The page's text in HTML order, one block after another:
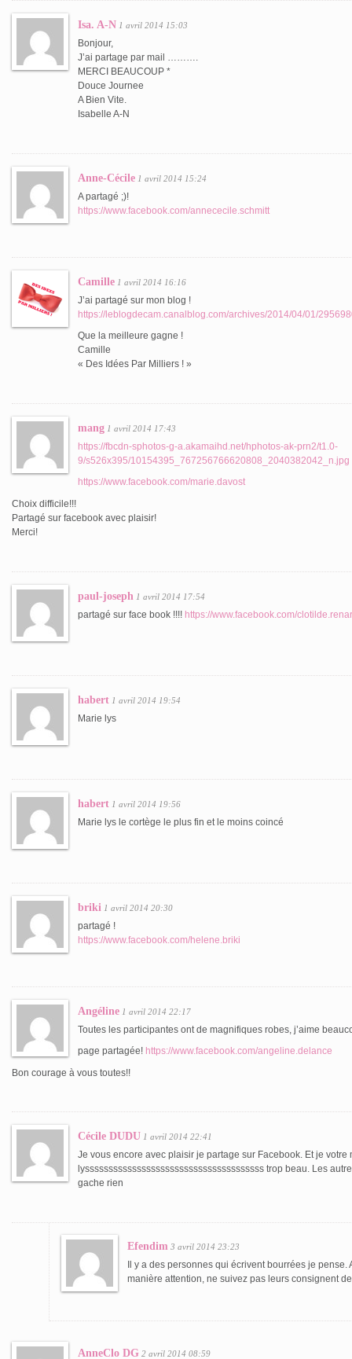
Isa. A-N 1 avril 2014 15:03
Bonjour,
J’ai partage par mail ……….
MERCI BEAUCOUP *
Douce Journee
A Bien Vite.
Isabelle A-N
Anne-Cécile 1 avril 2014 15:24
A partagé ;)!
https://www.facebook.com/annececile.schmitt
Camille 1 avril 2014 16:16
J’ai partagé sur mon blog !
https://leblogdecam.canalblog.com/archives/2014/04/01/
Que la meilleure gagne !
Camille
« Des Idées Par Milliers ! »
mang 1 avril 2014 17:43
https://fbcdn-sphotos-g-a.akamaihd.net/hphotos-ak-prn2/t1.0-
9/s526x395/10154395_767256766620808_2040382042_n.jpg
https://www.facebook.com/marie.davost
Choix difficile!!!
Partagé sur facebook avec plaisir!
Merci!
paul-joseph 1 avril 2014 17:54
partagé sur face book !!!! https://www.facebook.com/
habert 1 avril 2014 19:54
Marie lys
habert 1 avril 2014 19:56
Marie lys le cortège le plus fin et le moins coincé
briki 1 avril 2014 20:30
partagé !
https://www.facebook.com/helene.briki
Angéline 1 avril 2014 22:17
Toutes les participantes ont de magnifiques robes, j’aime
page partagée! https://www.facebook.com/angeline.delance
Bon courage à vous toutes!!
Cécile DUDU 1 avril 2014 22:41
Je vous encore avec plaisir je partage sur Facebook. Et je votre
lyssssssssssssssssssssssssssssssssssssss trop beau. Les
gache rien
Efendim 3 avril 2014 23:23
Il y a des personnes qui écrivent bourrées je
manière attention, ne suivez pas leurs consignent
AnneClo DG 2 avril 2014 08:59